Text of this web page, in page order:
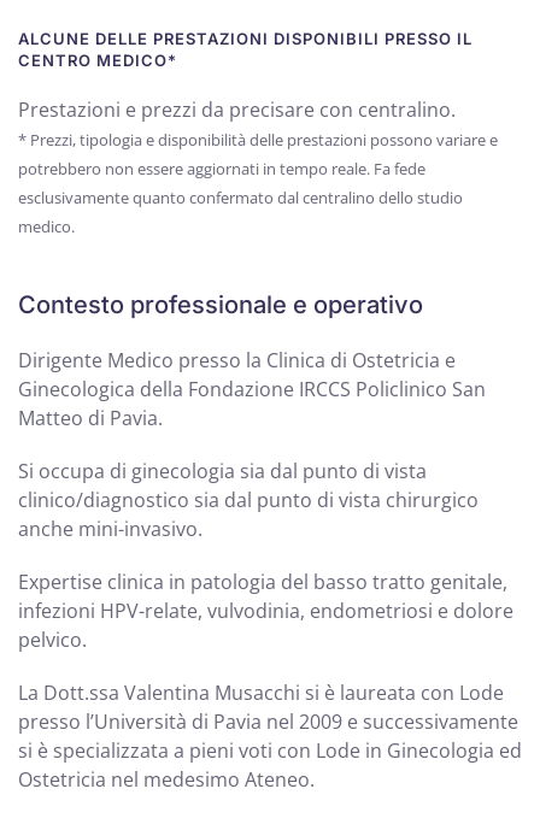
ALCUNE DELLE PRESTAZIONI DISPONIBILI PRESSO IL
CENTRO MEDICO*
Prestazioni e prezzi da precisare con centralino.
* Prezzi, tipologia e disponibilità delle prestazioni possono variare e
potrebbero non essere aggiornati in tempo reale. Fa fede
esclusivamente quanto confermato dal centralino dello studio
medico.
Contesto professionale e operativo
Dirigente Medico presso la Clinica di Ostetricia e
Ginecologica della Fondazione IRCCS Policlinico San
Matteo di Pavia.
Si occupa di ginecologia sia dal punto di vista
clinico/diagnostico sia dal punto di vista chirurgico
anche mini-invasivo.
Expertise clinica in patologia del basso tratto genitale,
infezioni HPV-relate, vulvodinia, endometriosi e dolore
pelvico.
La Dott.ssa Valentina Musacchi si è laureata con Lode
presso l’Università di Pavia nel 2009 e successivamente
si è specializzata a pieni voti con Lode in Ginecologia ed
Ostetricia nel medesimo Ateneo.